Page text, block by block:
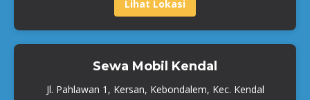
Lihat Lokasi
Sewa Mobil Kendal
Jl. Pahlawan 1, Kersan, Kebondalem, Kec. Kendal